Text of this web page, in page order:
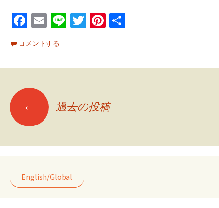
Fa
ce
b
o
o
E
m
ai
l
Li T
er
Pi
es
コメントする
投
稿
ビ
← 過去の投稿
English/Global